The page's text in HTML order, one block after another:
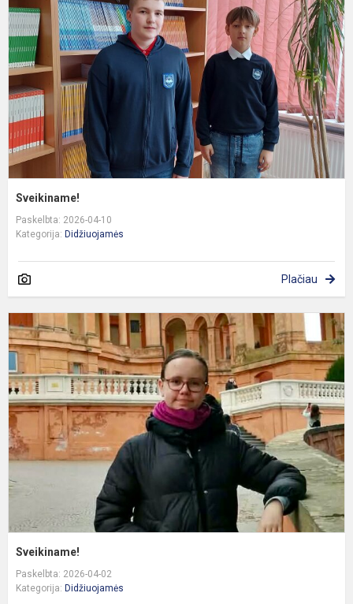
Sveikiname!
Paskelbta: 2026-04-10
Kategorija: Didžiuojamės
Plačiau
Sveikiname!
Paskelbta: 2026-04-02
Kategorija: Didžiuojamės